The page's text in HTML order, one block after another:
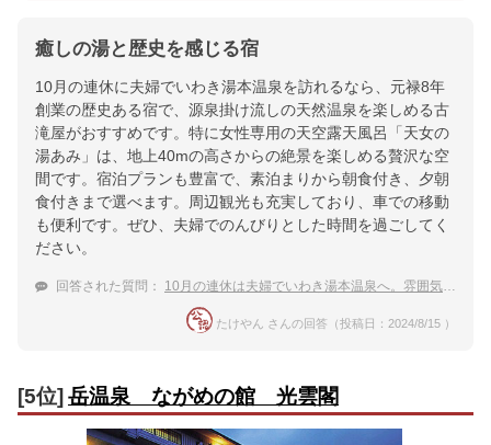
癒しの湯と歴史を感じる宿
10月の連休に夫婦でいわき湯本温泉を訪れるなら、元禄8年
創業の歴史ある宿で、源泉掛け流しの天然温泉を楽しめる古
滝屋がおすすめです。特に女性専用の天空露天風呂「天女の
湯あみ」は、地上40mの高さからの絶景を楽しめる贅沢な空
間です。宿泊プランも豊富で、素泊まりから朝食付き、夕朝
食付きまで選べます。周辺観光も充実しており、車での移動
も便利です。ぜひ、夫婦でのんびりとした時間を過ごしてく
ださい。
回答された質問： 10月の連休は夫婦でいわき湯本温泉へ。雰囲気のいい露天風呂のある宿は？
たけやん さんの回答（投稿日：2024/8/15 ）
[5位] 岳温泉 ながめの館 光雲閣